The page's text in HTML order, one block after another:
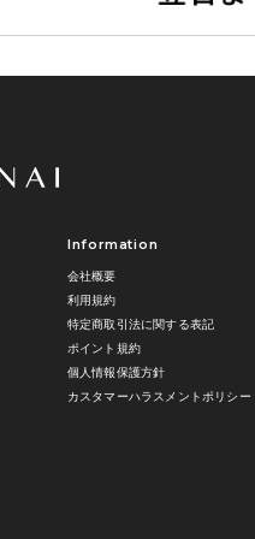
Information
会社概要
利用規約
特定商取引法に関する表記
ポイント規約
個人情報保護方針
カスタマーハラスメントポリシー